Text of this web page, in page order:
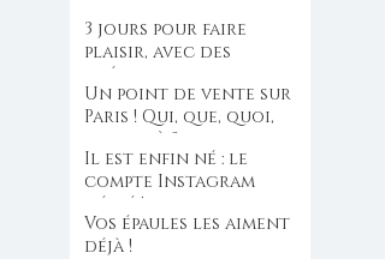
3 jours pour faire
plaisir, avec des
créations originales
pour Noël.
Un point de vente sur
Paris ! Qui, que, quoi,
dont, où ?
Il est enfin né : le
compte Instagram
dédié !
Vos épaules les aiment
déjà !